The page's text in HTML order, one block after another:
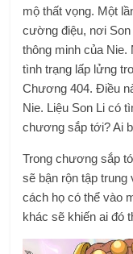
mộ thất vọng. Một
cường điệu, nơi
thông minh của
tình trạng lấp lửng
Chương 404. Điều
Nie. Liệu Son Li có
chương sắp tới? Ai
Trong chương sắp
sẽ bận rộn tập trung
cách họ có thể vào
khác sẽ khiến ai đó